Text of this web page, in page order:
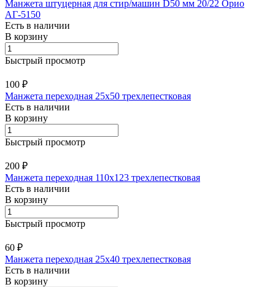
Манжета штуцерная для стир/машин D50 мм 20/22 Орио
АГ-5150
Есть в наличии
В корзину
Быстрый просмотр
100 ₽
Манжета переходная 25х50 трехлепестковая
Есть в наличии
В корзину
Быстрый просмотр
200 ₽
Манжета переходная 110х123 трехлепестковая
Есть в наличии
В корзину
Быстрый просмотр
60 ₽
Манжета переходная 25х40 трехлепестковая
Есть в наличии
В корзину